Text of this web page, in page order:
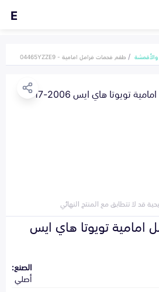
E
والأقمشة طقم فحمات فرامل امامية - 04465YZZE9
قد لا تتطابق مع المنتج النهائي
تويوتا هاي ايس
الصنع:
أصلي